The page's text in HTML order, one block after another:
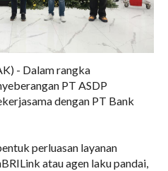
- Dalam rangka
PT ASDP
dengan PT Bank
perluasan layanan
atau agen laku pandai,